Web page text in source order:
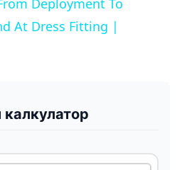
a
V
i
Deployment To
At Dress Fitting |